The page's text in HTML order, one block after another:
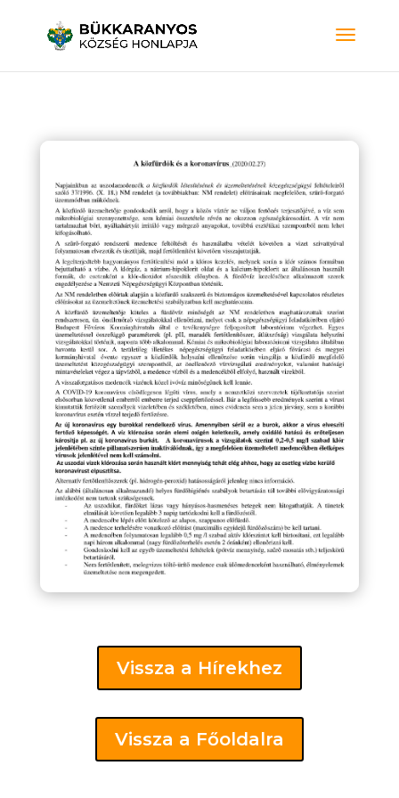
Vissza a Hírekhez
Vissza a Főoldalra